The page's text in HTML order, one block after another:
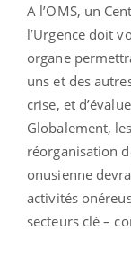
A l’OMS, un
l’Urgence doit
organe
uns et des
crise, et
Globalement,
réorganisation
onusienne
activités
secteurs clé –